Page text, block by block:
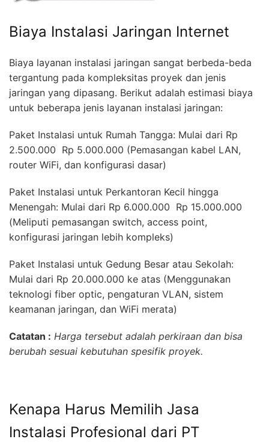
Biaya Instalasi Jaringan Internet
Biaya layanan instalasi jaringan sangat berbeda-beda
tergantung pada kompleksitas proyek dan jenis
jaringan yang dipasang. Berikut adalah estimasi biaya
untuk beberapa jenis layanan instalasi jaringan:
Paket Instalasi untuk Rumah Tangga: Mulai dari Rp
2.500.000  Rp 5.000.000 (Pemasangan kabel LAN,
router WiFi, dan konfigurasi dasar)
Paket Instalasi untuk Perkantoran Kecil hingga
Menengah: Mulai dari Rp 6.000.000  Rp 15.000.000
(Meliputi pemasangan switch, access point,
konfigurasi jaringan lebih kompleks)
Paket Instalasi untuk Gedung Besar atau Sekolah:
Mulai dari Rp 20.000.000 ke atas (Menggunakan
teknologi fiber optic, pengaturan VLAN, sistem
keamanan jaringan, dan WiFi merata)
Catatan : Harga tersebut adalah perkiraan dan bisa
berubah sesuai kebutuhan spesifik proyek.
Kenapa Harus Memilih Jasa
Instalasi Profesional dari PT